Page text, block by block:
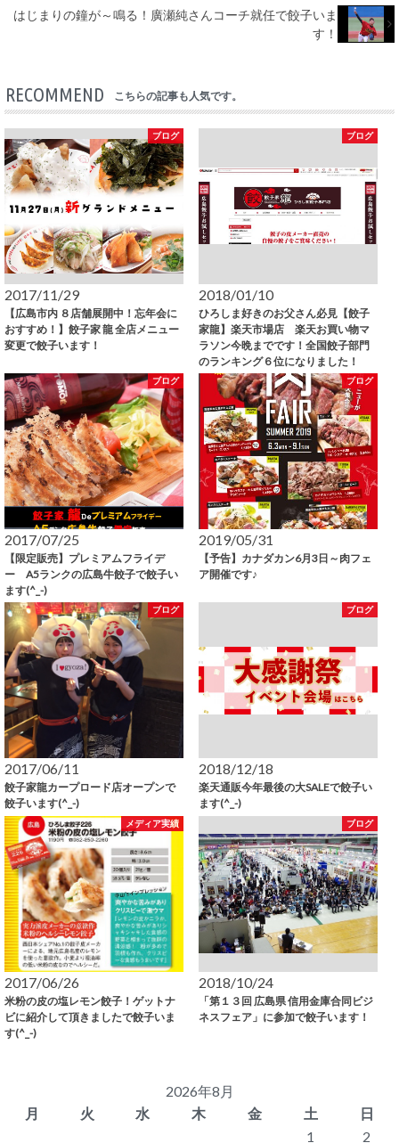
はじまりの鐘が～鳴る！廣瀬純さんコーチ就任で餃子いま
す！
RECOMMEND こちらの記事も人気です。
ブログ
2017/11/29
【広島市内 ８店舗展開中！忘年会に
おすすめ！】餃子家 龍 全店メニュー
変更で餃子います！
ブログ
2018/01/10
ひろしま好きのお父さん必見【餃子
家龍】楽天市場店 楽天お買い物マ
ラソン今晩までです！全国餃子部門
のランキング６位になりました！
ブログ
2017/07/25
【限定販売】プレミアムフライデ
ー A5ランクの広島牛餃子で餃子い
ます(^_-)
ブログ
2019/05/31
【予告】カナダカン6月3日～肉フェ
ア開催です♪
ブログ
2017/06/11
餃子家龍カープロード店オープンで
餃子います(^_-)
ブログ
2018/12/18
楽天通販今年最後の大SALEで餃子い
ます(^_-)
メディア実績
2017/06/26
米粉の皮の塩レモン餃子！ゲットナ
ビに紹介して頂きましたで餃子いま
す(^_-)
ブログ
2018/10/24
「第１３回 広島県 信用金庫合同ビジ
ネスフェア」に参加で餃子います！
2026年8月
月
火 水 木 金 土
日
1
2